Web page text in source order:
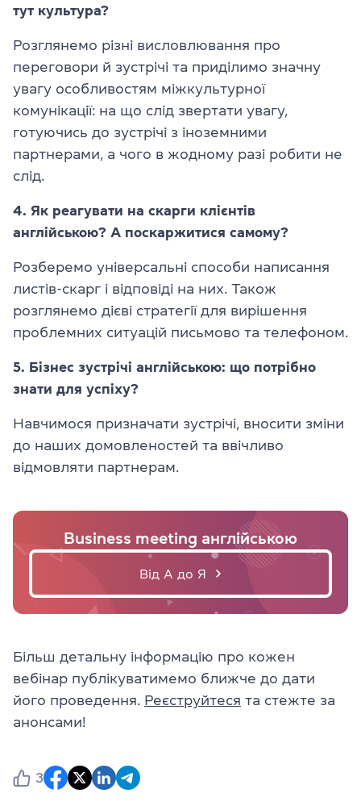
тут культура?
Розглянемо різні висловлювання про
переговори й зустрічі та приділимо значну
увагу особливостям міжкультурної
комунікації: на що слід звертати увагу,
готуючись до зустрічі з іноземними
партнерами, а чого в жодному разі робити не
слід.
4. Як реагувати на скарги клієнтів
англійською? А поскаржитися самому?
Розберемо універсальні способи написання
листів-скарг і відповіді на них. Також
розглянемо дієві стратегії для вирішення
проблемних ситуацій письмово та телефоном.
5. Бізнес зустрічі англійською: що потрібно
знати для успіху?
Навчимося призначати зустрічі, вносити зміни
до наших домовленостей та ввічливо
відмовляти партнерам.
Business meeting англійською
Від А до Я
Більш детальну інформацію про кожен
вебінар публікуватимемо ближче до дати
його проведення. Реєструйтеся та стежте за
анонсами!
3